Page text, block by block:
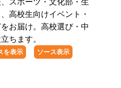
高校生向けイベント・
お届け。高校選び・中
ちます。
を表示 ソース表示